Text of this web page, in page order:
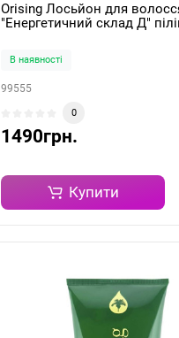
Orising Лосьйон для
"Енергетичний склад Д"
В наявності
99555
0
1490грн.
Купити